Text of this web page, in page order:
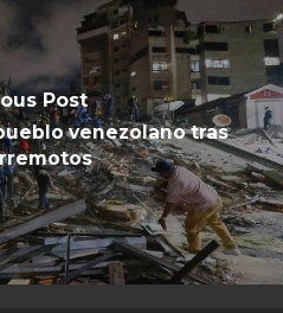
Post
venezolano tras